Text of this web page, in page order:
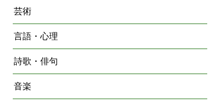
芸術
言語・心理
詩歌・俳句
音楽